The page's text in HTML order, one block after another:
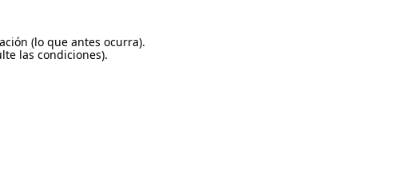
(lo que antes ocurra).
las condiciones).